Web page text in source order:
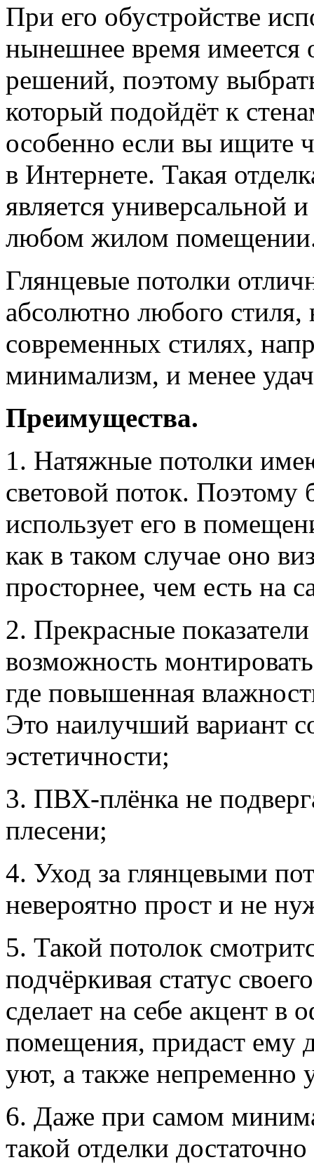
При его обустройстве
нынешнее время
решений, поэтому
который подойдёт к
особенно если вы ищите
в Интернете. Такая
является универсальной
любом жилом
Глянцевые потолки
абсолютно любого стиля,
современных стилях,
минимализм, и менее
Преимущества.
1. Натяжные потолки
световой поток. Поэтому
использует его в
как в таком случае оно
просторнее, чем есть на
2. Прекрасные
возможность
где повышенная
Это наилучший вариант
эстетичности;
3. ПВХ-плёнка не
плесени;
4. Уход за глянцевыми
невероятно прост и не
5. Такой потолок
подчёркивая статус
сделает на себе акцент в
помещения, придаст ему
уют, а также непременно
6. Даже при самом
такой отделки